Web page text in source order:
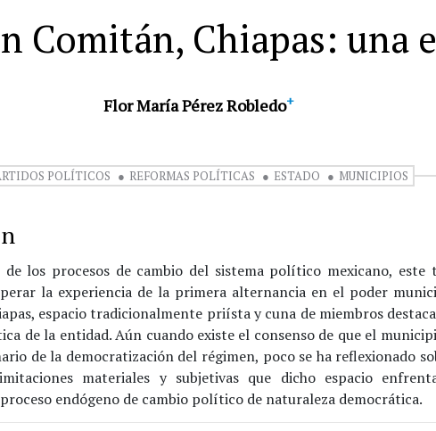
Comitán, Chiapas: una
Flor María Pérez Robledo+
POLÍTICOS REFORMAS POLÍTICAS ESTADO MUNICIPIOS
los procesos de cambio del sistema político mexicano, este
la experiencia de la primera alternancia en el poder
espacio tradicionalmente priísta y cuna de miembros
de la entidad. Aún cuando existe el consenso de que el
de la democratización del régimen, poco se ha reflexionado
materiales y subjetivas que dicho espacio
endógeno de cambio político de naturaleza democrática.